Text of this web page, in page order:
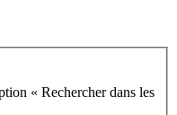
« Rechercher dans les